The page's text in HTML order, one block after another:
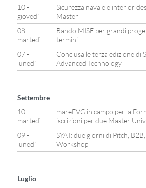
10 -
giovedì
Sicurezza navale e interior
Master
08 -
martedì
Bando MISE per grandi
termini
07 -
lunedì
Conclusa le terza edizione di
Advanced Technology
Settembre
10 -
martedì
mareFVG in campo per la
iscrizioni per due Master
09 -
lunedì
SYAT: due giorni di Pitch,
Workshop
Luglio